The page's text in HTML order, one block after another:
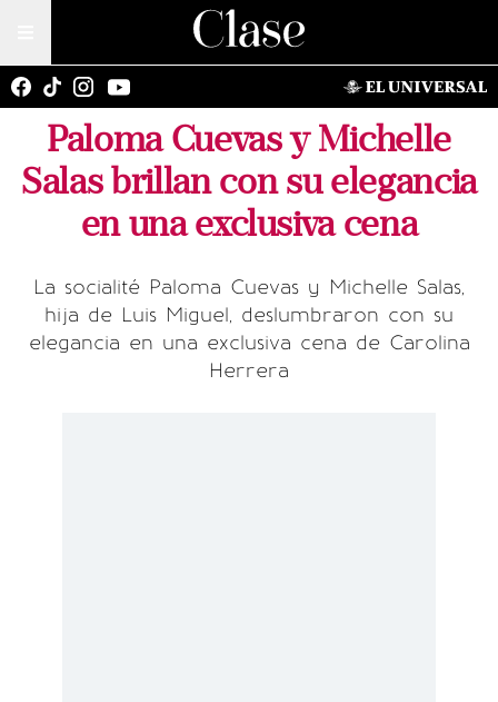
Paloma Cuevas y Michelle
Salas brillan con su elegancia
en una exclusiva cena
La socialité Paloma Cuevas y Michelle Salas,
hija de Luis Miguel, deslumbraron con su
elegancia en una exclusiva cena de Carolina
Herrera